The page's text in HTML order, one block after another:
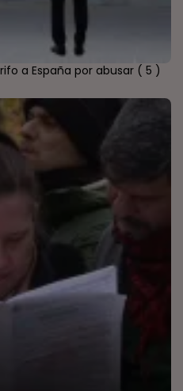
a España por abusar ( 5 )